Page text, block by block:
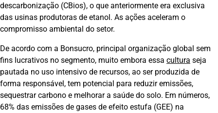
descarbonização (CBios), o que anteriormente era exclusiva
das usinas produtoras de etanol. As ações aceleram o
compromisso ambiental do setor.
De acordo com a Bonsucro, principal organização global sem
fins lucrativos no segmento, muito embora essa cultura seja
pautada no uso intensivo de recursos, ao ser produzida de
forma responsável, tem potencial para reduzir emissões,
sequestrar carbono e melhorar a saúde do solo. Em números,
68% das emissões de gases de efeito estufa (GEE) na